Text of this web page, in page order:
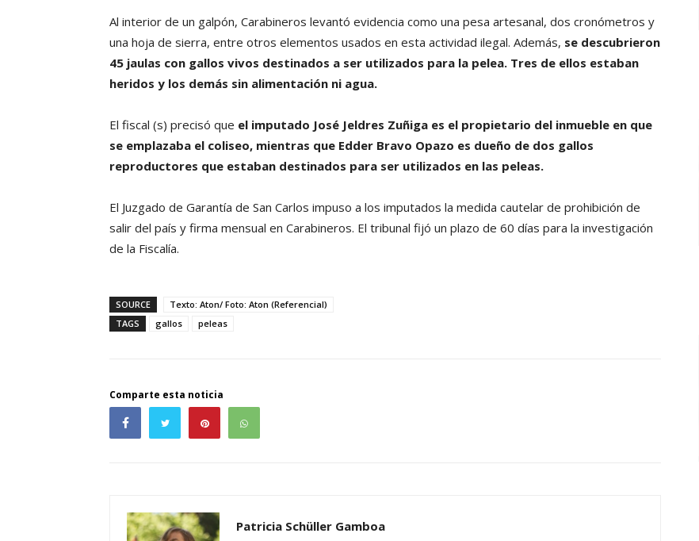
Al interior de un galpón, Carabineros levantó evidencia como una pesa artesanal, dos cronómetros y
una hoja de sierra, entre otros elementos usados en esta actividad ilegal. Además, se descubrieron
45 jaulas con gallos vivos destinados a ser utilizados para la pelea. Tres de ellos estaban
heridos y los demás sin alimentación ni agua.
El fiscal (s) precisó que el imputado José Jeldres Zuñiga es el propietario del inmueble en que
se emplazaba el coliseo, mientras que Edder Bravo Opazo es dueño de dos gallos
reproductores que estaban destinados para ser utilizados en las peleas.
El Juzgado de Garantía de San Carlos impuso a los imputados la medida cautelar de prohibición de
salir del país y firma mensual en Carabineros. El tribunal fijó un plazo de 60 días para la investigación
de la Fiscalía.
SOURCE
Texto: Aton/ Foto: Aton (Referencial)
TAGS
gallos peleas
Comparte esta noticia
Patricia Schüller Gamboa